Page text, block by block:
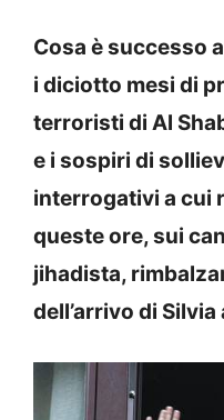
Cosa è successo
i diciotto mesi di
terroristi di Al
e i sospiri di
interrogativi a cui
queste ore, sui
jihadista,
dell’arrivo di Silvia